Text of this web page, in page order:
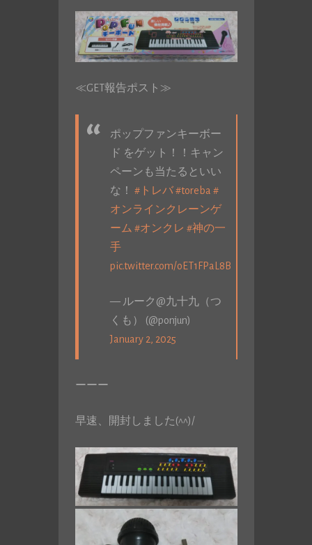
≪GET報告ポスト≫
ポップファンキーボー
ド をゲット！！キャン
ペーンも当たるといい
な！ #トレバ #toreba #
オンラインクレーンゲ
ーム #オンクレ #神の一
手
pic.twitter.com/oET1FPaL8B
— ルーク@九十九（つ
くも） (@ponjun)
January 2, 2025
ーーー
早速、開封しました(^^)/